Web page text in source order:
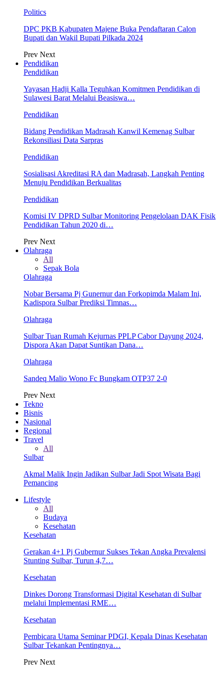
Politics
DPC PKB Kabupaten Majene Buka Pendaftaran Calon
Bupati dan Wakil Bupati Pilkada 2024
Prev Next
Pendidikan
Pendidikan
Yayasan Hadji Kalla Teguhkan Komitmen Pendidikan di
Sulawesi Barat Melalui Beasiswa…
Pendidikan
Bidang Pendidikan Madrasah Kanwil Kemenag Sulbar
Rekonsiliasi Data Sarpras
Pendidikan
Sosialisasi Akreditasi RA dan Madrasah, Langkah Penting
Menuju Pendidikan Berkualitas
Pendidikan
Komisi IV DPRD Sulbar Monitoring Pengelolaan DAK Fisik
Pendidikan Tahun 2020 di…
Prev Next
Olahraga
All
Sepak Bola
Olahraga
Nobar Bersama Pj Gunernur dan Forkopimda Malam Ini,
Kadispora Sulbar Prediksi Timnas…
Olahraga
Sulbar Tuan Rumah Kejurnas PPLP Cabor Dayung 2024,
Dispora Akan Dapat Suntikan Dana…
Olahraga
Sandeq Malio Wono Fc Bungkam OTP37 2-0
Prev Next
Tekno
Bisnis
Nasional
Regional
Travel
All
Sulbar
Akmal Malik Ingin Jadikan Sulbar Jadi Spot Wisata Bagi
Pemancing
Lifestyle
All
Budaya
Kesehatan
Kesehatan
Gerakan 4+1 Pj Gubernur Sukses Tekan Angka Prevalensi
Stunting Sulbar, Turun 4,7…
Kesehatan
Dinkes Dorong Transformasi Digital Kesehatan di Sulbar
melalui Implementasi RME…
Kesehatan
Pembicara Utama Seminar PDGI, Kepala Dinas Kesehatan
Sulbar Tekankan Pentingnya…
Prev Next